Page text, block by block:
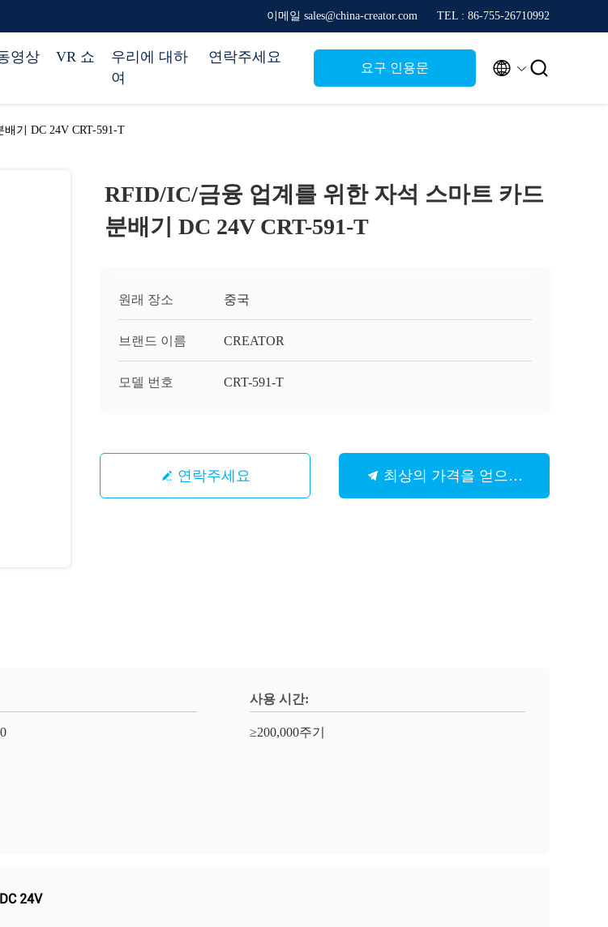
이메일 sales@china-creator.com TEL : 86-755-26710992
영상 VR 쇼
우리에 대하
여
연락주세요
요구 인용문  
기 DC 24V CRT-591-T
RFID/IC/금융 업계를 위한 자석 스마트 카드
분배기 DC 24V CRT-591-T
원래 장소 중국
브랜드 이름 CREATOR
모델 번호 CRT-591-T
연락주세요 최상의 가격을 얻으세요
사용 시간:
≥200,000주기
24V